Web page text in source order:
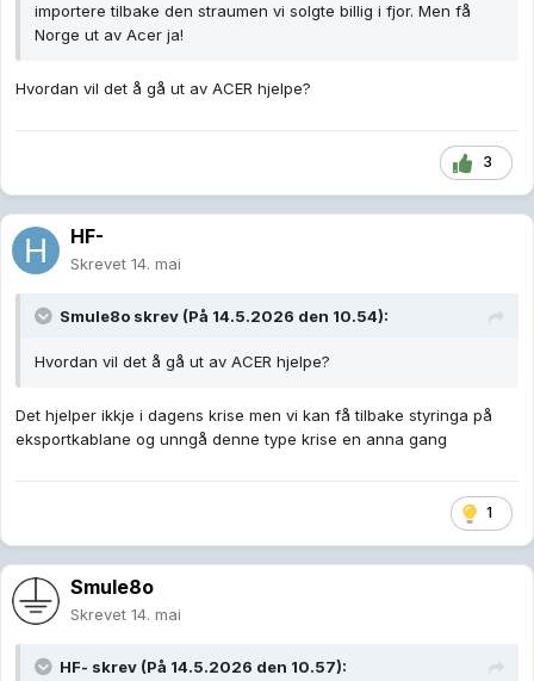
importere tilbake den straumen vi solgte billig i fjor. Men få
Norge ut av Acer ja!
Hvordan vil det å gå ut av ACER hjelpe?
3
HF-
Skrevet 14. mai
Smule8o skrev (På 14.5.2026 den 10.54):
Hvordan vil det å gå ut av ACER hjelpe?
Det hjelper ikkje i dagens krise men vi kan få tilbake styringa på
eksportkablane og unngå denne type krise en anna gang
1
Smule8o
Skrevet 14. mai
HF- skrev (På 14.5.2026 den 10.57):